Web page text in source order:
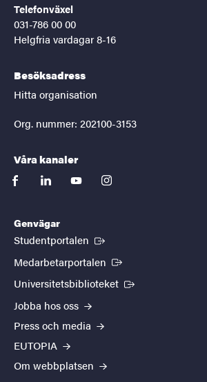
Telefonväxel
031-786 00 00
Helgfria vardagar 8-16
Besöksadress
Hitta organisation
Org. nummer: 202100-3153
Våra kanaler
facebooklinkedinyoutubeinstagram
Genvägar
Studentportalen (Extern länk)
Medarbetarportalen (Extern länk)
Universitetsbiblioteket (Extern länk)
Jobba hos oss
Press och media
EUTOPIA
Om webbplatsen